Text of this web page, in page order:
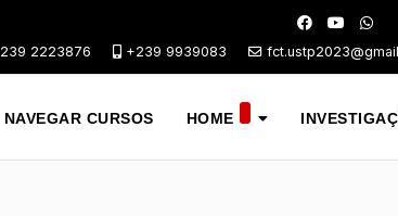
2223876 +239 9939083
NAVEGAR CURSOS HOME